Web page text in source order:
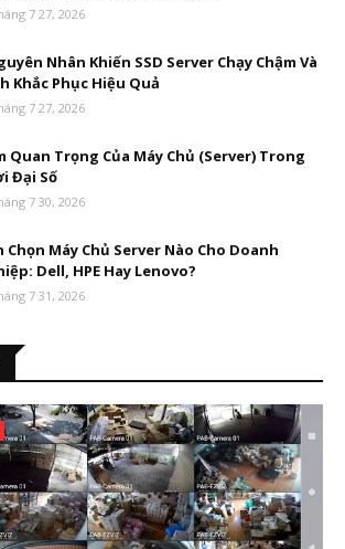
7 27, 2026
Nhân Khiến SSD Server Chạy Chậm Và
Khắc Phục Hiệu Quả
7 27, 2026
Quan Trọng Của Máy Chủ (Server) Trong
Đại Số
7 30, 2026
Chọn Máy Chủ Server Nào Cho Doanh
Dell, HPE Hay Lenovo?
7 31, 2026